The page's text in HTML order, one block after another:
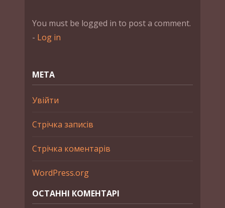
You must be logged in to post a comment.
- Log in
МЕТА
Увійти
Стрічка записів
Стрічка коментарів
WordPress.org
ОСТАННІ КОМЕНТАРІ